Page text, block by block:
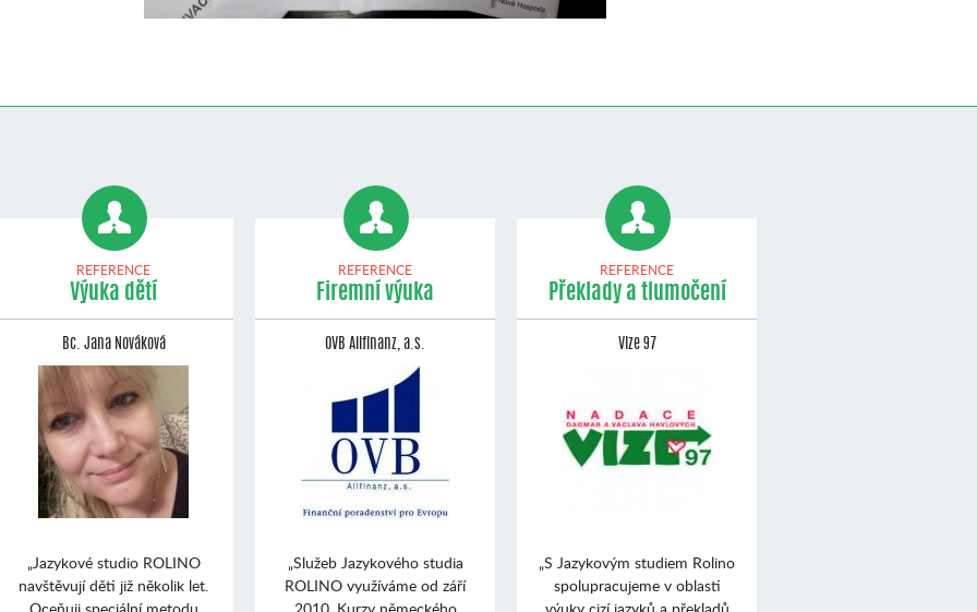
REFERENCE
Výuka dětí
Bc. Jana Nováková
„Jazykové studio ROLINO
navštěvují děti již několik let.
REFERENCE
Firemní výuka
OVB Allfinanz, a.s.
„Služeb Jazykového studia
ROLINO využíváme od září
REFERENCE
Překlady a tlumočení
Vize 97
„S Jazykovým studiem Rolino
spolupracujeme v oblasti